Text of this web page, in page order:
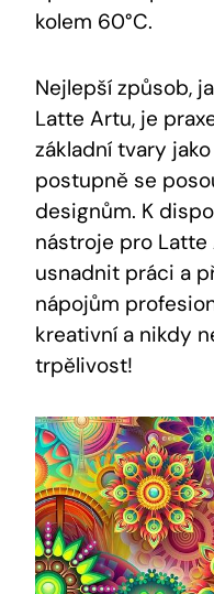
kolem 60°C.
Nejlepší způsob,
Latte Artu, je
základní tvary
postupně se
designům. K
nástroje pro
usnadnit práci a
nápojům
kreativní a nikdy
trpělivost!